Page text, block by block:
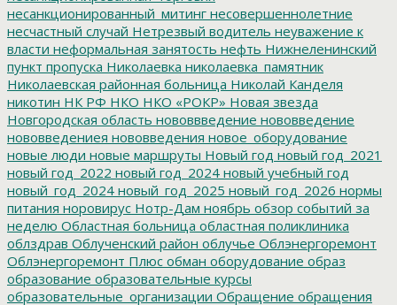
несанкционированный_митинг несовершеннолетние
несчастный случай Нетрезвый водитель неуважение к
власти неформальная занятость нефть Нижнеленинский
пункт пропуска Николаевка николаевка_памятник
Николаевская районная больница Николай Канделя
никотин НК РФ НКО НКО «РОКР» Новая звезда
Новгородская область нововвведение нововведение
нововведениея нововведения новое_оборудование
новые люди новые маршруты Новый год новый год_2021
новый год_2022 новый год_2024 новый учебный год
новый_год_2024 новый_год_2025 новый_год_2026 нормы
питания норовирус Нотр-Дам ноябрь обзор событий за
неделю Областная больница областная поликлиника
облздрав Облученский район облучье Облэнергоремонт
Облэнергоремонт Плюс обман оборудование образ
образование образовательные курсы
образовательные_организации Обращение обращения